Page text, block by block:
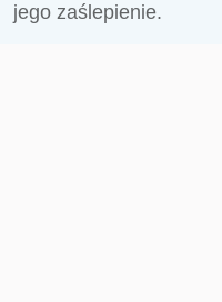
jego zaślepienie.